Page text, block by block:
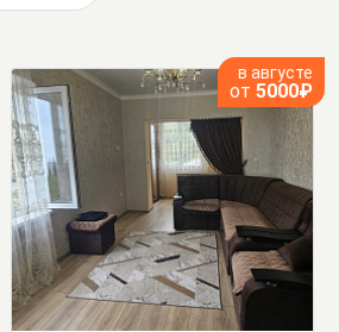
в августе
от 5000₽